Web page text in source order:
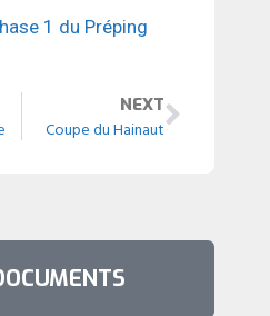
1 du Préping
NEXT
Coupe du Hainaut